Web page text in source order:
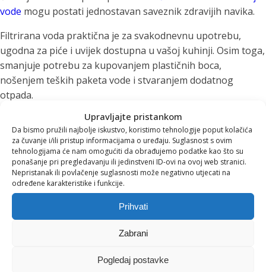
Upravljajte pristankom
Da bismo pružili najbolje iskustvo, koristimo tehnologije poput kolačića
za čuvanje i/ili pristup informacijama o uređaju. Suglasnost s ovim
tehnologijama će nam omogućiti da obrađujemo podatke kao što su
ponašanje pri pregledavanju ili jedinstveni ID-ovi na ovoj web stranici.
Nepristanak ili povlačenje suglasnosti može negativno utjecati na
određene karakteristike i funkcije.
Prihvati
Zabrani
Pogledaj postavke
vode mogu postati jednostavan saveznik zdravijih navika.
Filtrirana voda praktična je za svakodnevnu upotrebu,
ugodna za piće i uvijek dostupna u vašoj kuhinji. Osim toga,
smanjuje potrebu za kupovanjem plastičnih boca,
nošenjem teških paketa vode i stvaranjem dodatnog
otpada.
U Aquiliji vjerujemo da zdrave navike ne moraju biti
komplicirane. Ponekad je dovoljno da čista voda bude
nadohvat ruke – na kuhinjskom pultu, radnom stolu ili u
bočici koju nosite sa sobom.
Male ljetne navike za veliku
promjenu
Ljeto je idealno vrijeme za uvođenje jednostavnih rituala